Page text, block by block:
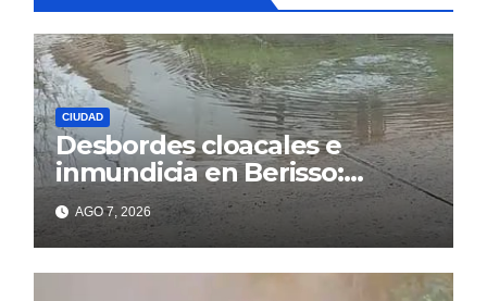
CIUDAD
Desbordes cloacales e
inmundicia en Berisso:
colapso de la red en la calle
14AGO 7, 2026